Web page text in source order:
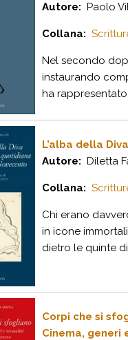
Autore: Paolo
Collana:
Nel secondo
instaurando
ha
L’alba della
Autore: Diletta
Collana:
Chi erano
in icone
dietro le quinte
Corpi che si
Cinema, generi